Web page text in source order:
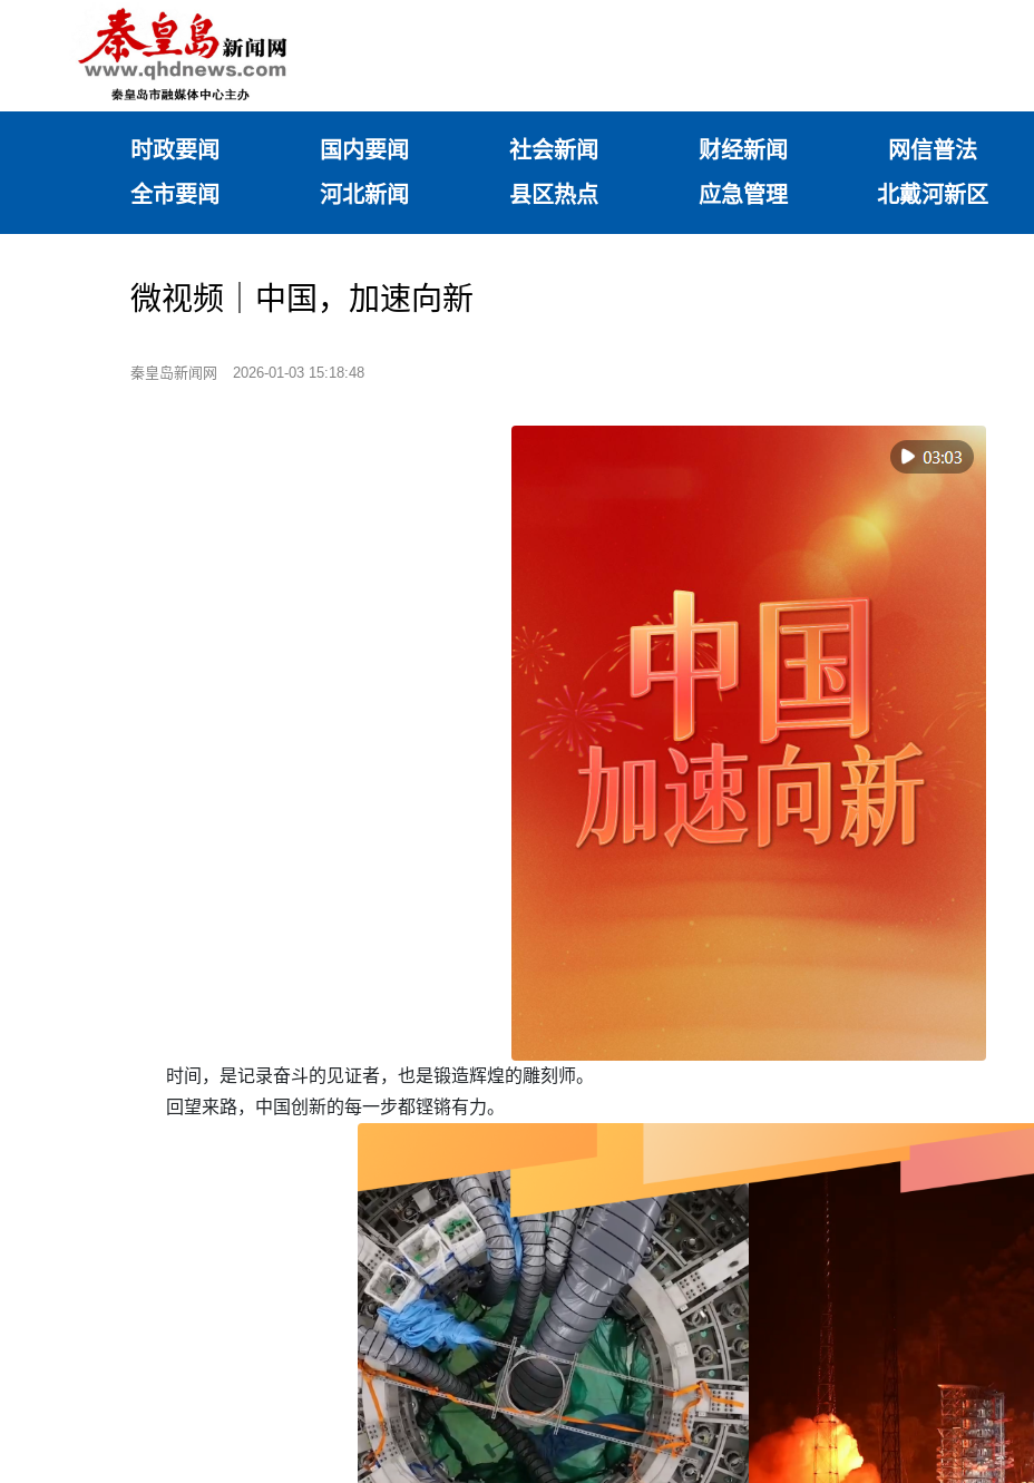
时政要闻 国内要闻 社会新闻 财经新闻 网信普法
全市要闻
河北新闻 县区热点 应急管理 北戴河新区
微视频｜中国，加速向新
秦皇岛新闻网 2026-01-03 15:18:48
时间，是记录奋斗的见证者，也是锻造辉煌的雕刻师。
回望来路，中国创新的每一步都铿锵有力。